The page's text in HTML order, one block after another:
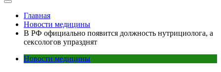
Главная
Новости медицины
В РФ официально появится должность нутрициолога, а
сексологов упразднят
Новости медицины